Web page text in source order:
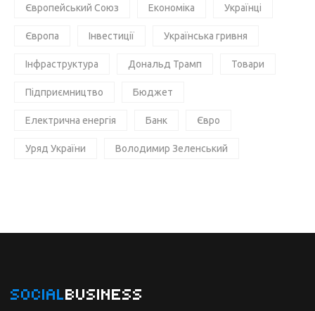
Європейський Союз Економіка Українці
Європа Інвестиції Українська гривня
Інфраструктура Дональд Трамп Товари
Підприємництво Бюджет
Електрична енергія Банк Євро
Уряд України Володимир Зеленський
SOCIALBUSINESS